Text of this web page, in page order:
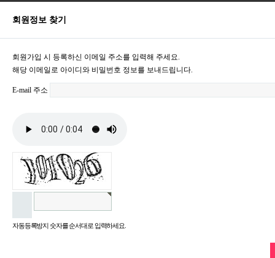
회원정보 찾기
회원가입 시 등록하신 이메일 주소를 입력해 주세요.
해당 이메일로 아이디와 비밀번호 정보를 보내드립니다.
E-mail 주소
자동등록방지 숫자를 순서대로 입력하세요.